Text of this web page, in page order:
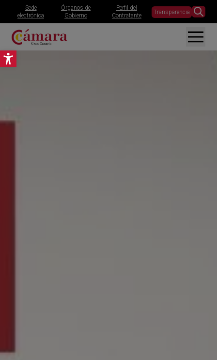
Abrir barra de herramientas
Sede
electrónica
Órganos de
Gobierno
Perfil del
Contratante
Transparencia